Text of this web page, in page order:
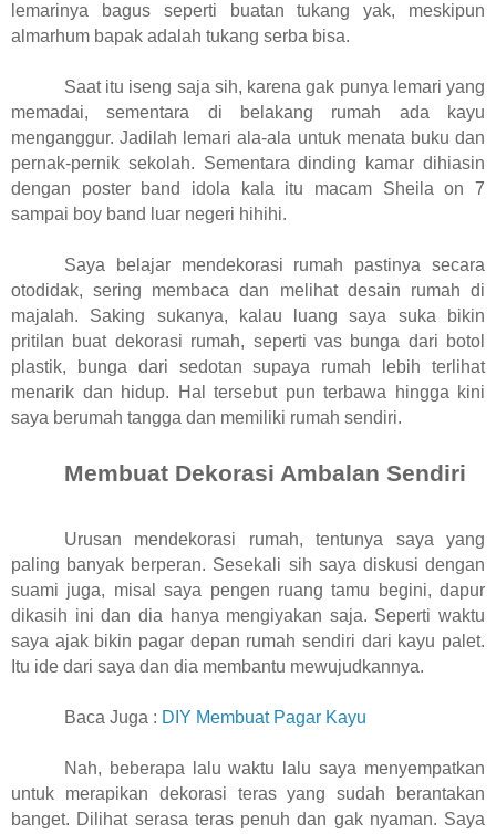
lemarinya bagus seperti buatan tukang yak, meskipun
almarhum bapak adalah tukang serba bisa.
Saat itu iseng saja sih, karena gak punya lemari yang
memadai, sementara di belakang rumah ada kayu
menganggur. Jadilah lemari ala-ala untuk menata buku dan
pernak-pernik sekolah. Sementara dinding kamar dihiasin
dengan poster band idola kala itu macam Sheila on 7
sampai boy band luar negeri hihihi.
Saya belajar mendekorasi rumah pastinya secara
otodidak, sering membaca dan melihat desain rumah di
majalah. Saking sukanya, kalau luang saya suka bikin
pritilan buat dekorasi rumah, seperti vas bunga dari botol
plastik, bunga dari sedotan supaya rumah lebih terlihat
menarik dan hidup. Hal tersebut pun terbawa hingga kini
saya berumah tangga dan memiliki rumah sendiri.
Membuat Dekorasi Ambalan Sendiri
Urusan mendekorasi rumah, tentunya saya yang
paling banyak berperan. Sesekali sih saya diskusi dengan
suami juga, misal saya pengen ruang tamu begini, dapur
dikasih ini dan dia hanya mengiyakan saja. Seperti waktu
saya ajak bikin pagar depan rumah sendiri dari kayu palet.
Itu ide dari saya dan dia membantu mewujudkannya.
Baca Juga : DIY Membuat Pagar Kayu
Nah, beberapa lalu waktu lalu saya menyempatkan
untuk merapikan dekorasi teras yang sudah berantakan
banget. Dilihat serasa teras penuh dan gak nyaman. Saya